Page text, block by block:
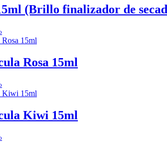
(Brillo finalizador de
Rosa 15ml
Kiwi 15ml